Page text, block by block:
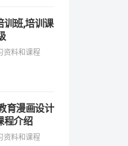
训班,培训课
资料和课程
育漫画设计
程介绍
资料和课程